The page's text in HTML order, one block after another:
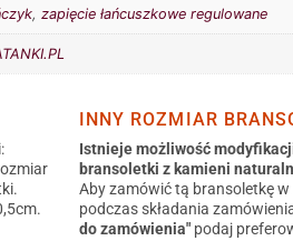
,zapięcie łańcuszkowe regulowane
INNY ROZMIAR
Istnieje możliwość
bransoletki z kamieni
Aby zamówić tą bransoletkę
podczas składania
do zamówienia"podaj